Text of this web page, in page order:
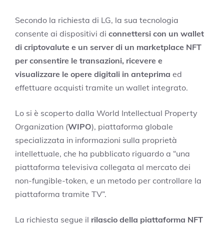
Secondo la richiesta di LG, la sua tecnologia
consente ai dispositivi di connettersi con un wallet
di criptovalute e un server di un marketplace NFT
per consentire le transazioni, ricevere e
visualizzare le opere digitali in anteprima ed
effettuare acquisti tramite un wallet integrato.
Lo si è scoperto dalla World Intellectual Property
Organization (WIPO), piattaforma globale
specializzata in informazioni sulla proprietà
intellettuale, che ha pubblicato riguardo a “una
piattaforma televisiva collegata al mercato dei
non-fungible-token, e un metodo per controllare la
piattaforma tramite TV”.
La richiesta segue il rilascio della piattaforma NFT